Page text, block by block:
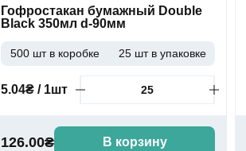
Гофростакан бумажный Double
Black 350мл d-90мм
500 шт в коробке 25 шт в упаковке
5.04₴ / 1шт
126.00₴ В корзину